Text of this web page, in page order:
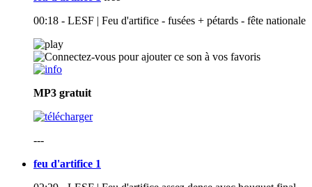
00:18 - LESF | Feu d'artifice - fusées + pétards - fête nationale
MP3 gratuit
---
feu d'artifice 1